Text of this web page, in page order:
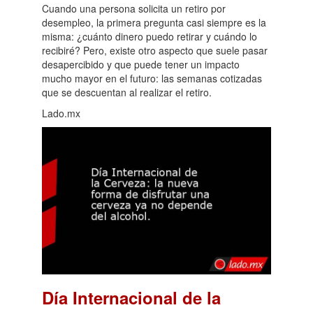
Cuando una persona solicita un retiro por
desempleo, la primera pregunta casi siempre es la
misma: ¿cuánto dinero puedo retirar y cuándo lo
recibiré? Pero, existe otro aspecto que suele pasar
desapercibido y que puede tener un impacto
mucho mayor en el futuro: las semanas cotizadas
que se descuentan al realizar el retiro.
Lado.mx
Día Internacional de la